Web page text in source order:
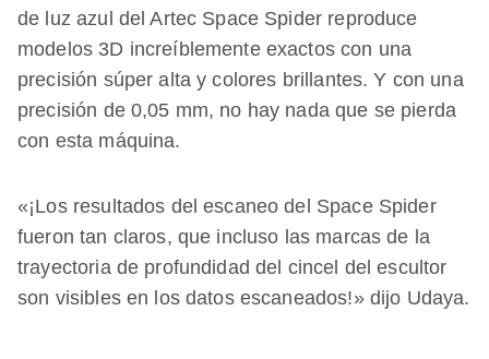
de luz azul del Artec Space Spider reproduce
modelos 3D increíblemente exactos con una
precisión súper alta y colores brillantes. Y con una
precisión de 0,05 mm, no hay nada que se pierda
con esta máquina.
«¡Los resultados del escaneo del Space Spider
fueron tan claros, que incluso las marcas de la
trayectoria de profundidad del cincel del escultor
son visibles en los datos escaneados!» dijo Udaya.